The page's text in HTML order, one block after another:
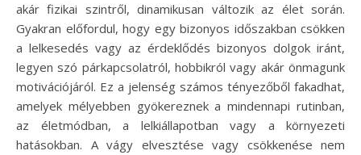
akár fizikai szintről, dinamikusan változik az élet során.
Gyakran előfordul, hogy egy bizonyos időszakban csökken
a lelkesedés vagy az érdeklődés bizonyos dolgok iránt,
legyen szó párkapcsolatról, hobbikról vagy akár önmagunk
motivációjáról. Ez a jelenség számos tényezőből fakadhat,
amelyek mélyebben gyökereznek a mindennapi rutinban,
az életmódban, a lelkiállapotban vagy a környezeti
hatásokban. A vágy elvesztése vagy csökkenése nem